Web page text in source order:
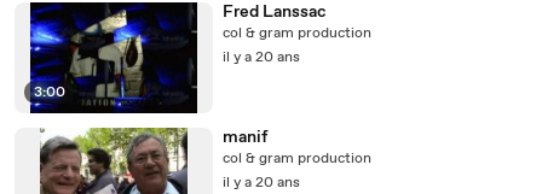
3:00
Fred Lanssac
col & gram production
il y a 20 ans
manif
col & gram production
il y a 20 ans